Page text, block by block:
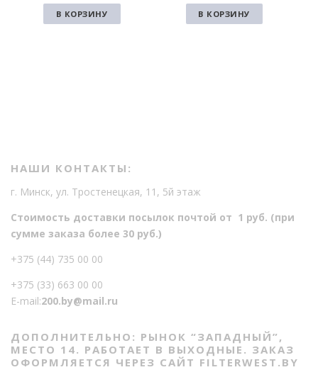
л
и
В КОРЗИНУ
л
и
В КОРЗИНУ
НАШИ КОНТАКТЫ:
г. Минск, ул. Тростенецкая, 11, 5й этаж
Стоимость доставки посылок почтой от 1 руб. (при
сумме заказа более 30 руб.)
+375 (44) 735 00 00
+375 (33) 663 00 00
E-mail:200.by@mail.ru
ДОПОЛНИТЕЛЬНО: РЫНОК “ЗАПАДНЫЙ”,
МЕСТО 14. РАБОТАЕТ В ВЫХОДНЫЕ. ЗАКАЗ
ОФОРМЛЯЕТСЯ ЧЕРЕЗ САЙТ FILTERWEST.BY